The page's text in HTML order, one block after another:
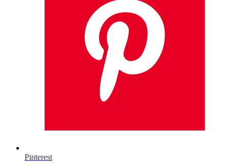
Pinterest